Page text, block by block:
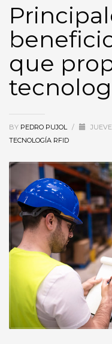
que
BY PEDRO PUJOL /
TECNOLOGÍA RFID